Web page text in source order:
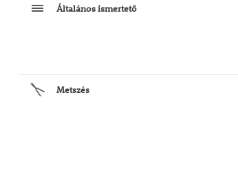
Általános ismertető
Metszés